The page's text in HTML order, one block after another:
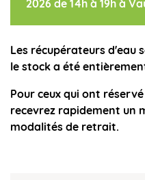
2026 de 14h à 19h à
Les récupérateurs d'eau
le stock a été
Pour ceux qui ont
recevrez rapidement un
modalités de retrait.